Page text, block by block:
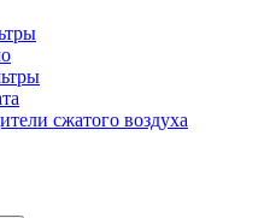
сжатого воздуха